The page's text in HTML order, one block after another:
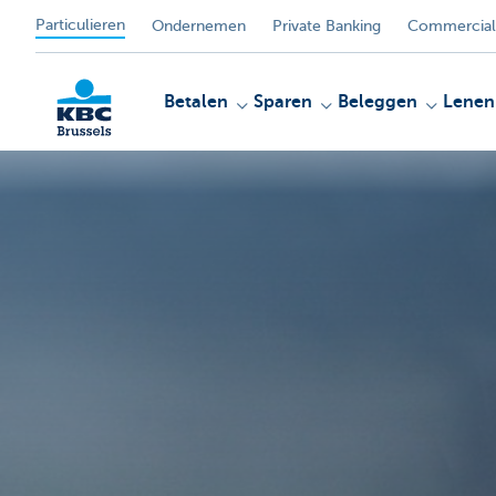
Particulieren Ondernemen Private Banking
Betalen Sparen Beleggen Lenen